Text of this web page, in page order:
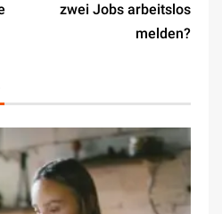
zwei Jobs arbeitslos
melden?